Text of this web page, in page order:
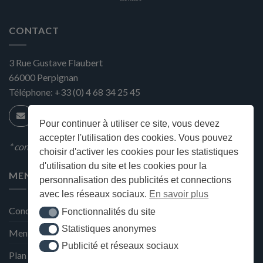
Pour continuer à utiliser ce site, vous devez
accepter l'utilisation des cookies. Vous pouvez
choisir d'activer les cookies pour les statistiques
d'utilisation du site et les cookies pour la
personnalisation des publicités et connections
avec les réseaux sociaux. En savoir plus
Fonctionnalités du site
Fonctionnalités du site
Statistiques anonymes
Statistiques anonymes
Publicité et réseaux sociaux
Publicité et réseaux sociaux
CONTACT
3 Rue Gustave Flaubert
66000 Perpignan
Téléphone: +33 (0) 4 68 34 25 45
* condition en magasin
MENU
Conditions générales de ventes
Mentions Légales et Politique de confidentialité
Plan du site